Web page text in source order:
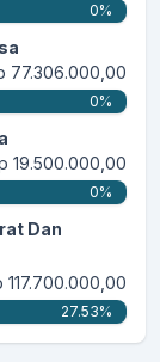
0%
77.306.000,00
0%
19.500.000,00
0%
Dan
117.700.000,00
27.53%